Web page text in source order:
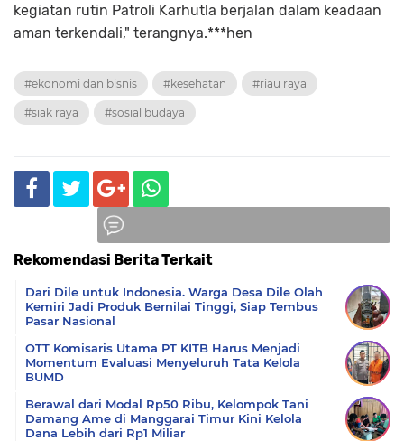
kegiatan rutin Patroli Karhutla berjalan dalam keadaan
aman terkendali," terangnya.***hen
#ekonomi dan bisnis #kesehatan #riau raya
#siak raya #sosial budaya
Rekomendasi Berita Terkait
Dari Dile untuk Indonesia. Warga Desa Dile Olah
Kemiri Jadi Produk Bernilai Tinggi, Siap Tembus
Pasar Nasional
OTT Komisaris Utama PT KITB Harus Menjadi
Momentum Evaluasi Menyeluruh Tata Kelola
BUMD
Berawal dari Modal Rp50 Ribu, Kelompok Tani
Damang Ame di Manggarai Timur Kini Kelola
Dana Lebih dari Rp1 Miliar